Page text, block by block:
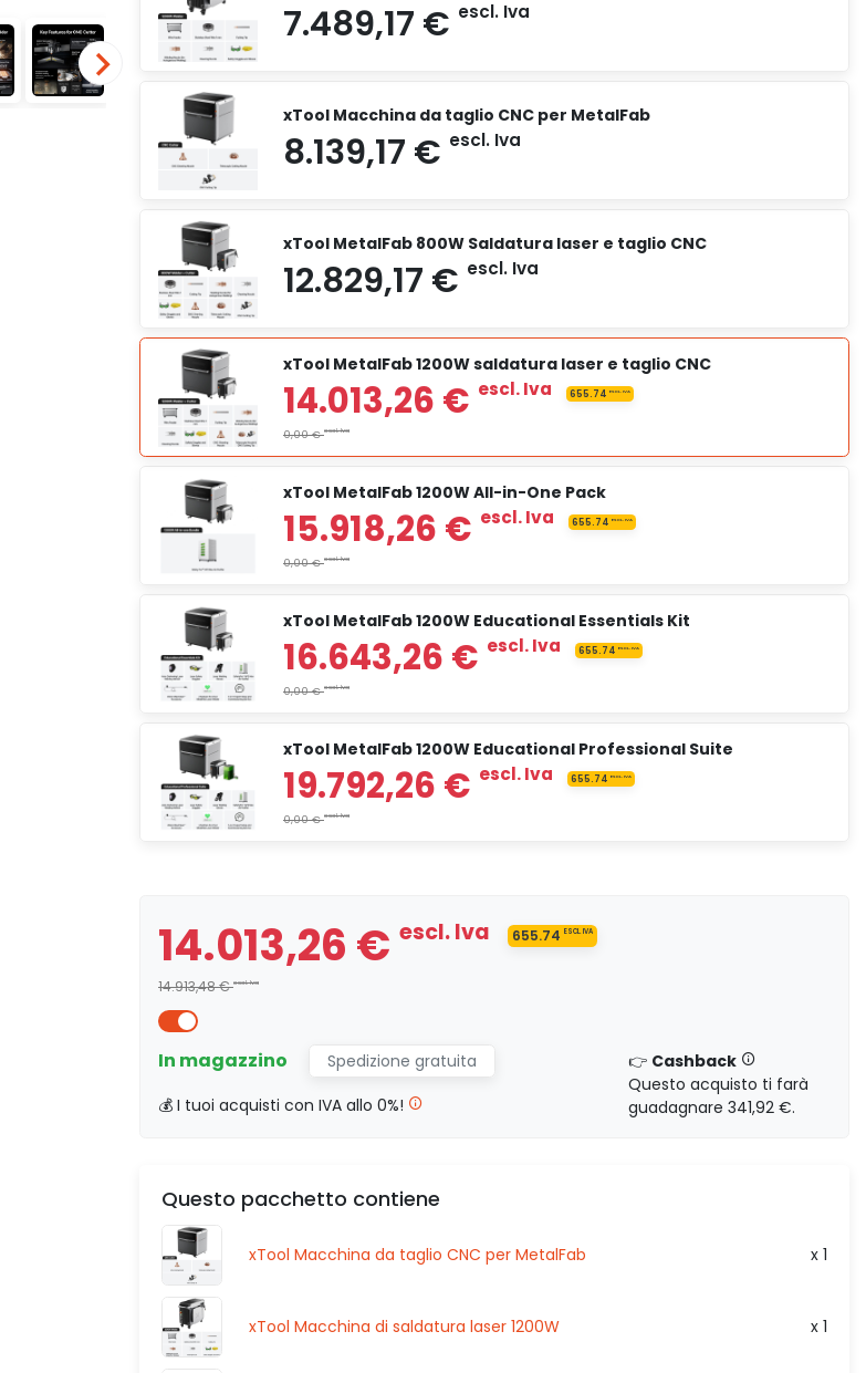
5.609,17 €
7.489,17 €
xTool Macchina da taglio CNC per MetalFab
xTool MetalFab 800W Saldatura laser e taglio CNC
12.829,17 €
xTool MetalFab 1200W saldatura laser e taglio CNC
14.013,26 €
escl. Iva
xTool MetalFab 1200W All-in-One Pack
15.918,26 €
0,00 €escl. Iva
xTool MetalFab 1200W Educational Essentials Kit
16.643,26 €
xTool MetalFab 1200W Educational Professional Suite
14.013,26 € escl. Iva
14.913,48 €escl. Iva
655.74 ESCL. IVA
In magazzino
Spedizione gratuita
💰 I tuoi acquisti con IVA allo 0%!
👉 Cashback
Questo acquisto ti farà
guadagnare 341,92 €.
Questo pacchetto contiene
xTool Macchina da taglio CNC per MetalFab x 1
xTool Macchina di saldatura laser 1200W x 1